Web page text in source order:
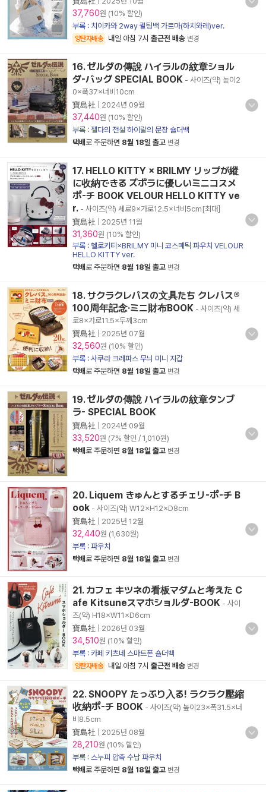
37,760원 (10% 할인)
부록 : 치이카와 2way 퀼팅백 가르마(하치와레)ver.
양탄자배송 내일 아침 7시 출근전 배송 변경
16. ゼルダの傳說 ハイラルの紋章ショル
ダ-バッグ SPECIAL BOOK - 사이즈(약) 높이2
0×폭37×너비10cm
寶島社
2024년 09월
37,440원 (10% 할인)
부록 : 젤다의 전설 하이랄의 문장 숄더백
택배로 주문하면 8월 18일 출고 변경
17. HELLO KITTY × BRILMY リップが縱
に收納できる ズボラに優しいミニコスメ
ポ-チ BOOK VELOUR HELLO KITTY ve
r. - 사이즈(약) 세로9×가로12.5×너비5cm[최대］
寶島社
2025년 11월
31,360원 (10% 할인)
부록 : 헬로키티×BRILMY 미니 코스메틱 파우치 VELOUR
HELLO KITTY ver.
택배로 주문하면 8월 18일 출고 변경
18. サクラクレパスの文具たち クレパス®
100周年記念·ミニ財布BOOK - 사이즈(약) 세
로8×가로11.5×두께3cm
寶島社
2025년 07월
32,560원 (10% 할인)
부록 : 사쿠라 크레파스 무늬 미니 지갑
택배로 주문하면 8월 18일 출고 변경
19. ゼルダの傳說 ハイラルの紋章タンブ
ラ- SPECIAL BOOK
寶島社 2024년 09월
33,520원 (7% 할인 / 1,010원)
택배로 주문하면 8월 18일 출고 변경
20. Liquem きゅんとするチェリ-ポ-チ B
ook - 사이즈(약) W12×H12×D8cm
寶島社
2025년 12월
32,440원 (1,630원)
부록 : 파우치
택배로 주문하면 8월 18일 출고 변경
21. カフェ キツネの看板マダムと考えた C
afe Kitsuneスマホショルダ-BOOK - 사이
즈(약) H18×W11×D6cm
寶島社
2026년 03월
34,510원 (10% 할인)
부록 : 카페 키츠네 스마트폰 숄더백
양탄자배송 내일 아침 7시 출근전 배송 변경
22. SNOOPY たっぷり入る! ラクラク壓縮
收納ポ-チ BOOK - 사이즈(약) 높이23×폭31.5×너
비8.5cm
寶島社
2025년 08월
28,210원 (10% 할인)
부록 : 스누피 압축 수납 파우치
택배로 주문하면 8월 18일 출고 변경